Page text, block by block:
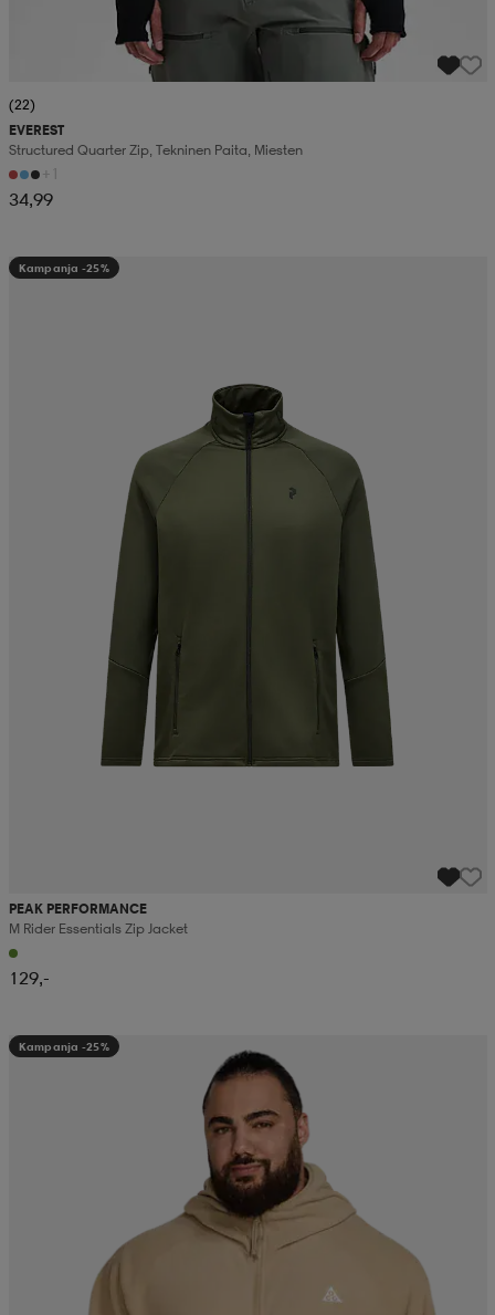
(22)
EVEREST
Structured Quarter Zip, Tekninen Paita, Miesten
+1
34,99
Kampanja -25%
PEAK PERFORMANCE
M Rider Essentials Zip Jacket
129,-
Kampanja -25%